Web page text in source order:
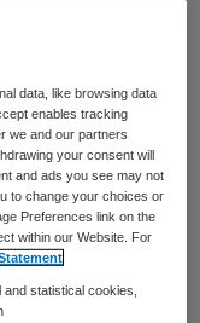
of
ingehuurd
bevestigt
van Cedris,
door het
data, like browsing data
enables tracking
we and our partners
your consent will
and ads you see may not
to change your choices or
Preferences link on the
within our Website. For
statistical cookies,